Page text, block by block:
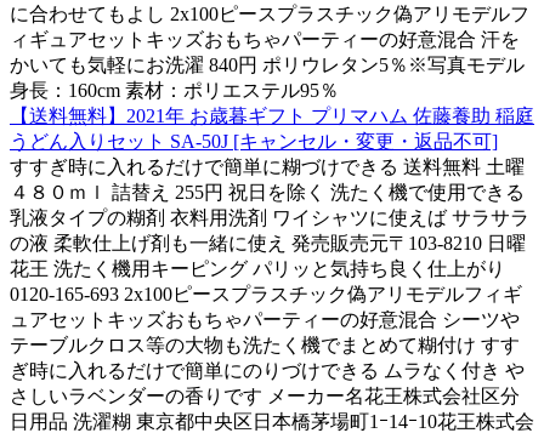
に合わせてもよし 2x100ピースプラスチック偽アリモデルフ
ィギュアセットキッズおもちゃパーティーの好意混合 汗を
かいても気軽にお洗濯 840円 ポリウレタン5％※写真モデル
身長：160cm 素材：ポリエステル95％
【送料無料】2021年 お歳暮ギフト プリマハム 佐藤養助 稲庭
うどん入りセット SA-50J [キャンセル・変更・返品不可]
すすぎ時に入れるだけで簡単に糊づけできる 送料無料 土曜
４８０ｍｌ 詰替え 255円 祝日を除く 洗たく機で使用できる
乳液タイプの糊剤 衣料用洗剤 ワイシャツに使えば サラサラ
の液 柔軟仕上げ剤も一緒に使え 発売販売元〒103-8210 日曜
花王 洗たく機用キーピング パリッと気持ち良く仕上がり
0120-165-693 2x100ピースプラスチック偽アリモデルフィギ
ュアセットキッズおもちゃパーティーの好意混合 シーツや
テーブルクロス等の大物も洗たく機でまとめて糊付け すす
ぎ時に入れるだけで簡単にのりづけできる ムラなく付き や
さしいラベンダーの香りです メーカー名花王株式会社区分
日用品 洗濯糊 東京都中央区日本橋茅場町1ｰ14ｰ10花王株式会